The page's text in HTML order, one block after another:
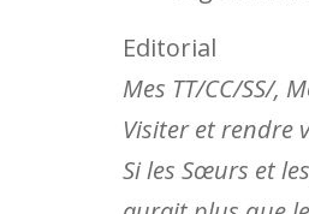
Editorial
Mes TT/CC/SS/,
Visiter et rendre
Si les Sœurs et